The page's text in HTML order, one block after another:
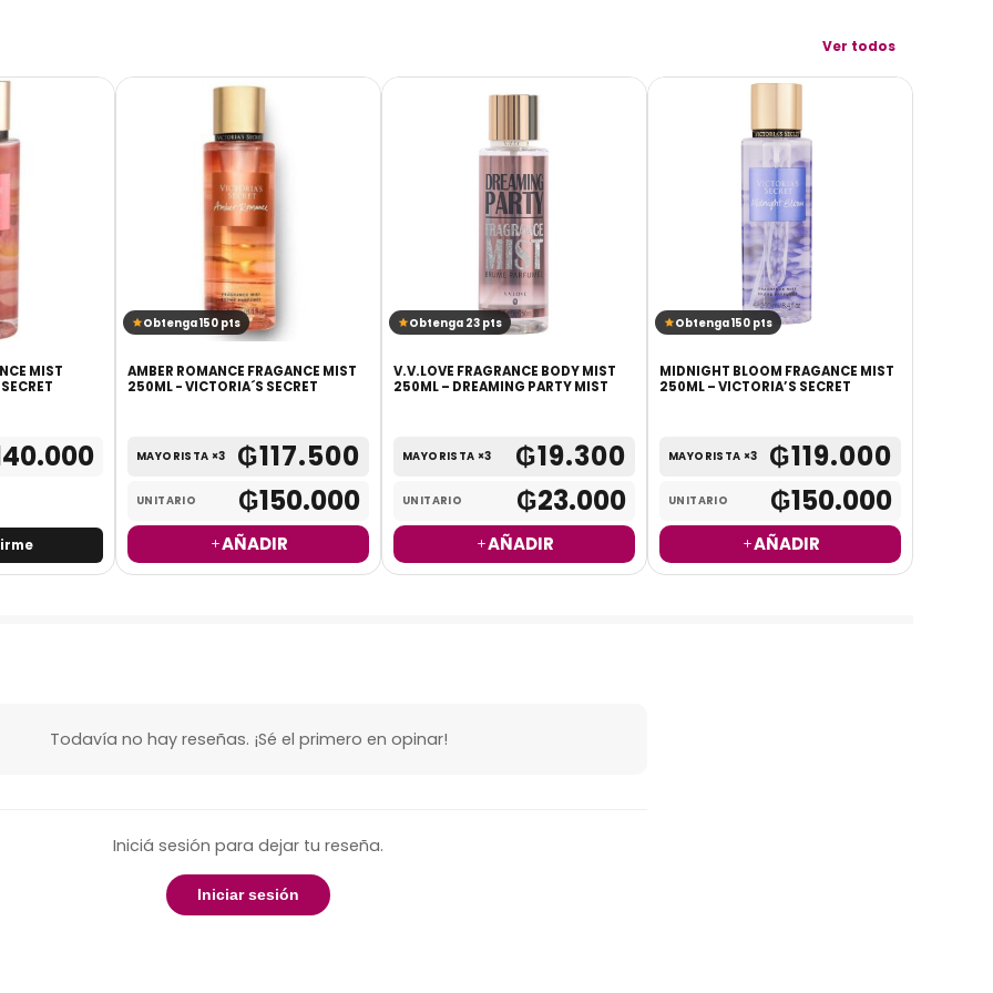
Ver todos
MIST
Obtenga 150 pts
AMBER ROMANCE FRAGANCE MIST
250ML - VICTORIA´S SECRET
MAYORISTA ×3 ₲117.500
UNITARIO ₲150.000
AÑADIR
Obtenga 23 pts
V.V.LOVE FRAGRANCE BODY MIST
250ML – DREAMING PARTY MIST
MAYORISTA ×3 ₲19.300
UNITARIO ₲23.000
AÑADIR
Obtenga 150 pts
MIDNIGHT BLOOM FRAGANCE MIST
250ML – VICTORIA’S SECRET
MAYORISTA ×3 ₲119.000
UNITARIO ₲150.000
AÑADIR
Todavía no hay reseñas. ¡Sé el primero en opinar!
Iniciá sesión para dejar tu reseña.
Iniciar sesión